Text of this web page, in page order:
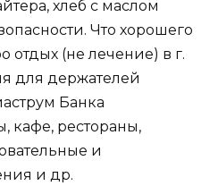
хлеб с маслом
Что хорошего
отдых (не лечение) в г.
для держателей
Банка
кафе, рестораны,
и
и др.